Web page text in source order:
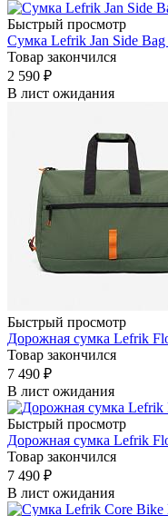
Быстрый просмотр
Сумка Lefrik Jan Side Bag
Товар закончился
2 590 ₽
В лист ожидания
Быстрый просмотр
Дорожная сумка Lefrik
Товар закончился
7 490 ₽
В лист ожидания
Быстрый просмотр
Дорожная сумка Lefrik
Товар закончился
7 490 ₽
В лист ожидания